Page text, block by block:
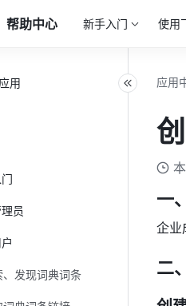
帮助中心 新手入门 使用
用
员
、发现词典词条
应用
一
企业
二